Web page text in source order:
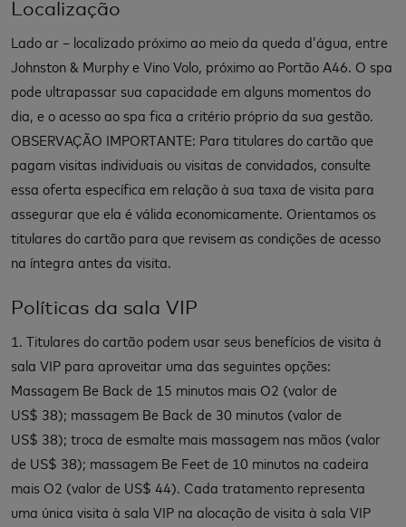
Localização
Lado ar – localizado próximo ao meio da queda d’água, entre
Johnston & Murphy e Vino Volo, próximo ao Portão A46. O spa
pode ultrapassar sua capacidade em alguns momentos do
dia, e o acesso ao spa fica a critério próprio da sua gestão.
OBSERVAÇÃO IMPORTANTE: Para titulares do cartão que
pagam visitas individuais ou visitas de convidados, consulte
essa oferta específica em relação à sua taxa de visita para
assegurar que ela é válida economicamente. Orientamos os
titulares do cartão para que revisem as condições de acesso
na íntegra antes da visita.
Políticas da sala VIP
1. Titulares do cartão podem usar seus benefícios de visita à
sala VIP para aproveitar uma das seguintes opções:
Massagem Be Back de 15 minutos mais O2 (valor de
US$ 38); massagem Be Back de 30 minutos (valor de
US$ 38); troca de esmalte mais massagem nas mãos (valor
de US$ 38); massagem Be Feet de 10 minutos na cadeira
mais O2 (valor de US$ 44). Cada tratamento representa
uma única visita à sala VIP na alocação de visita à sala VIP